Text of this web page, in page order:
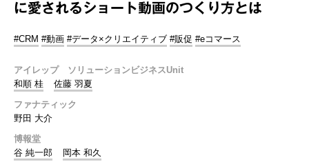
に愛されるショート動画のつくり方とは
#CRM #動画 #データ×クリエイティブ #販促 #eコマース
アイレップ ソリューションビジネスUnit
和順 桂
佐藤 羽夏
ファナティック
野田 大介
博報堂
谷 純一郎
岡本 和久